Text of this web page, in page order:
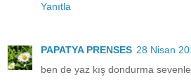
Yanıtla
PAPATYA PRENSES 28 Nisan
ben de yaz kış dondurma